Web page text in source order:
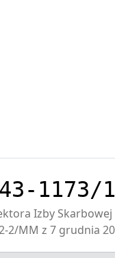
1173/
Izby Skarbowej
2/MM z 7 grudnia